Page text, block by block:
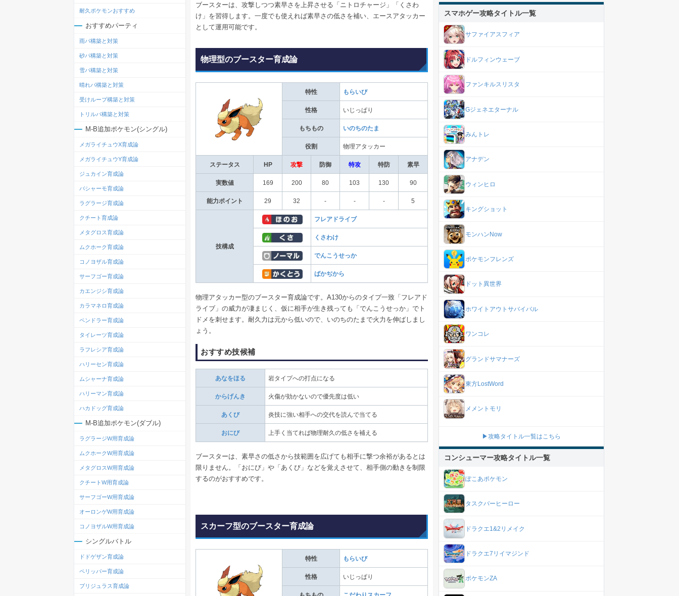
ブースターは、攻撃しつつ素早さを上昇させる「ニトロチャージ」「くさわ
け」を習得します。一度でも使えれば素早さの低さを補い、エースアタッカー
として運用可能です。
物理型のブースター育成論
特性 もらいび
性格 いじっぱり
もちもの いのちのたま
役割 物理アタッカー
ステータス HP 攻撃 防御 特攻 特防 素早
実数値 169 200 80 103 130 90
能力ポイント 29 32 - - - 5
技構成
フレアドライブ
くさわけ
でんこうせっか
ばかぢから
物理アタッカー型のブースター育成論です。A130からのタイプ一致「フレアド
ライブ」の威力が凄まじく、仮に相手が生き残っても「でんこうせっか」でト
ドメを刺せます。耐久力は元から低いので、いのちのたまで火力を伸ばしまし
ょう。
おすすめ技候補
あなをほる 岩タイプへの打点になる
からげんき 火傷が効かないので優先度は低い
あくび 炎技に強い相手への交代を読んで当てる
おにび 上手く当てれば物理耐久の低さを補える
ブースターは、素早さの低さから技範囲を広げても相手に撃つ余裕があるとは
限りません。「おにび」や「あくび」などを覚えさせて、相手側の動きを制限
するのがおすすめです。
スカーフ型のブースター育成論
特性 もらいび
性格 いじっぱり
もちもの こだわりスカーフ
耐久ポケモンおすすめ
おすすめパーティ
雨パ構築と対策
砂パ構築と対策
雪パ構築と対策
晴れパ構築と対策
受けループ構築と対策
トリルパ構築と対策
M-B追加ポケモン(シングル)
メガライチュウX育成論
メガライチュウY育成論
ジュカイン育成論
バシャーモ育成論
ラグラージ育成論
クチート育成論
メタグロス育成論
ムクホーク育成論
コノヨザル育成論
サーフゴー育成論
カエンジシ育成論
カラマネロ育成論
ペンドラー育成論
タイレーツ育成論
ラフレシア育成論
ハリーセン育成論
ムシャーナ育成論
ハリーマン育成論
ハカドッグ育成論
M-B追加ポケモン(ダブル)
ラグラージW用育成論
ムクホークW用育成論
メタグロスW用育成論
クチートW用育成論
サーフゴーW用育成論
オーロンゲW用育成論
コノヨザルW用育成論
シングルバトル
ドドゲザン育成論
ペリッパー育成論
ブリジュラス育成論
スマホゲー攻略タイトル一覧
サファイアスフィア
ドルフィンウェーブ
ファンキルスリスタ
Gジェネエターナル
みんトレ
アナデン
ウィンヒロ
キングショット
モンハンNow
ポケモンフレンズ
ドット異世界
ホワイトアウトサバイバル
ワンコレ
グランドサマナーズ
東方LostWord
メメントモリ
▶攻略タイトル一覧はこちら
コンシューマー攻略タイトル一覧
ぽこあポケモン
タスクバーヒーロー
ドラクエ1&2リメイク
ドラクエ7リイマジンド
ポケモンZA